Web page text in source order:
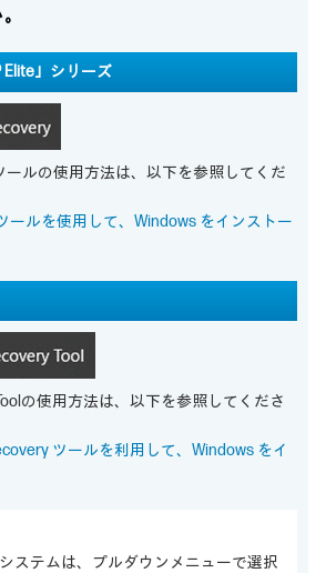
Elite」シリーズ
ールの使用方法は、以下を参照してくだ
ールを使用して、Windows をインストー
の使用方法は、以下を参照してくださ
ツールを利用して、Windows をイ
ステムは、プルダウンメニューで選択